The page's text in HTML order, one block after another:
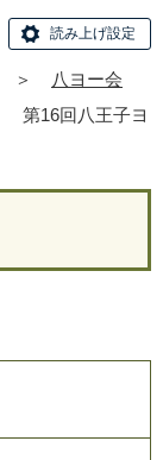
読み上げ設定
＞
八ヨー会
第16回八王子ヨ